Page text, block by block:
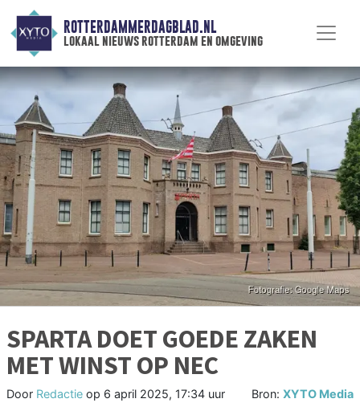
ROTTERDAMMERDAGBLAD.NL
lokaal nieuws rotterdam en omgeving
SPARTA DOET GOEDE ZAKEN
MET WINST OP NEC
Door Redactie op 6 april 2025, 17:34 uur Bron: XYTO Media